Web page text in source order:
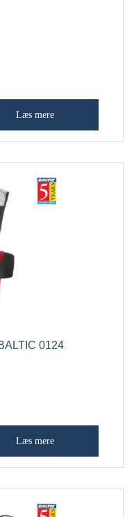
Læs mere
0124
Læs mere